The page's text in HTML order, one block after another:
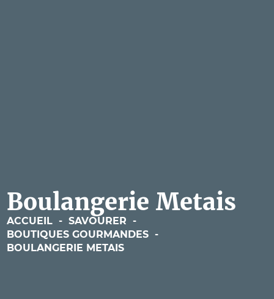
Boulangerie Metais
ACCUEIL - SAVOURER -
BOUTIQUES GOURMANDES -
BOULANGERIE METAIS